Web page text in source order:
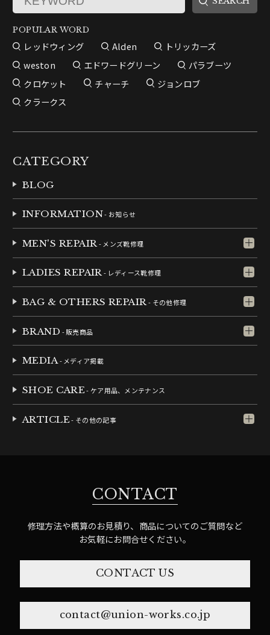
POPULAR WORD
レッドウィング Alden
トリッカーズ
weston
エドワードグリーン
パラブーツ
クロケット
チャーチ
ジョンロブ
クラークス
CATEGORY
BLOG
INFORMATION- お知らせ
MEN'S REPAIR - メンズ靴修理
LADIES REPAIR- レディース靴修理
BAG & OTHERS REPAIR- その他修理
BRAND - 販売商品
MEDIA- メディア掲載
SHOE CARE- ケア用品、メンテナンス
ARTICLE- その他の記事
CONTACT
修理方法や概算のお見積り、商品についてのご質問など
お気軽にお問合せください。
CONTACT US
contact@union-works.co.jp